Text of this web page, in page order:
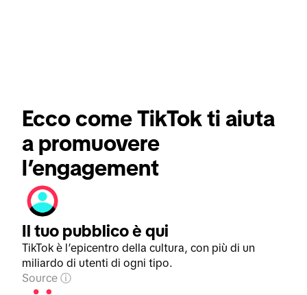
Ecco come TikTok ti aiuta
a promuovere
l’engagement
Il tuo pubblico è qui
TikTok è l’epicentro della cultura, con più di un
miliardo di utenti di ogni tipo.
Source